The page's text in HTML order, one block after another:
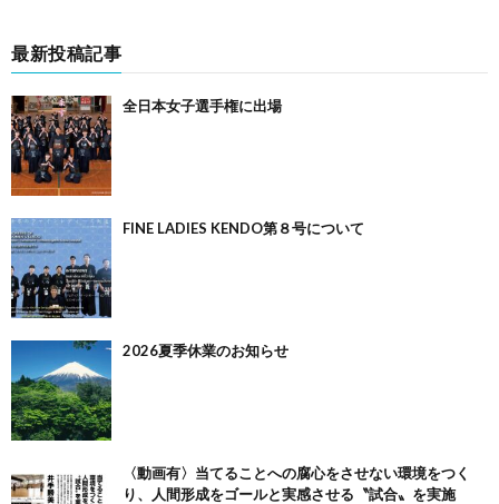
最新投稿記事
全日本女子選手権に出場
FINE LADIES KENDO第８号について
2026夏季休業のお知らせ
〈動画有〉当てることへの腐心をさせない環境をつく
り、人間形成をゴールと実感させる〝試合〟を実施